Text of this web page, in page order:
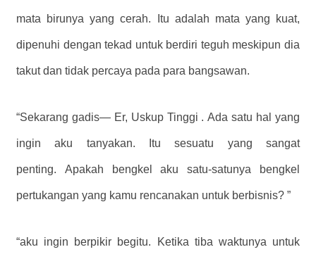
mata birunya yang cerah. Itu adalah mata yang kuat,
dipenuhi dengan tekad untuk berdiri teguh meskipun dia
takut dan tidak percaya pada para bangsawan.
“Sekarang gadis— Er, Uskup Tinggi . Ada satu hal yang
ingin aku tanyakan. Itu sesuatu yang sangat
penting. Apakah bengkel aku satu-satunya bengkel
pertukangan yang kamu rencanakan untuk berbisnis? ”
“aku ingin berpikir begitu. Ketika tiba waktunya untuk